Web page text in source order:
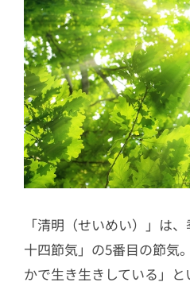
「清明（せいめい）」は
十四節気」の5番目の節気
かで生き生きしている」